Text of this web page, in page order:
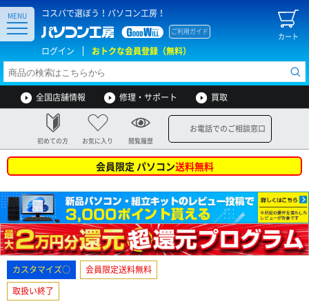
コスパで選ぼう！パソコン工房！
カート
ご利用ガイド
ログイン おトクな会員登録（無料）
MENU
全国店舗情報 修理・サポート 買取
初めての方 お気に入り 閲覧履歴
お電話でのご相談窓口
会員限定 パソコン送料無料
カスタマイズ○
会員限定送料無料
取扱い終了